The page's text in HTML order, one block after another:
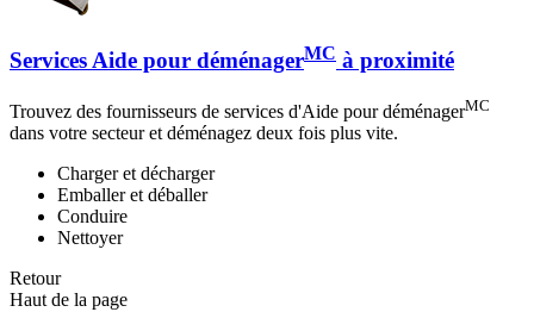
Services Aide pour déménagerMC à proximité
Trouvez des fournisseurs de services d'Aide pour déménagerMC
dans votre secteur et déménagez deux fois plus vite.
Charger et décharger
Emballer et déballer
Conduire
Nettoyer
Retour
Haut de la page